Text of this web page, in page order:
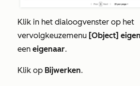
Klik in het dialoogvenster op het
vervolgkeuzemenu [Object]
een eigenaar.
Klik op Bijwerken.